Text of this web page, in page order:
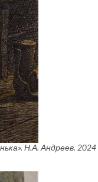
Н.А. Андреев. 2024